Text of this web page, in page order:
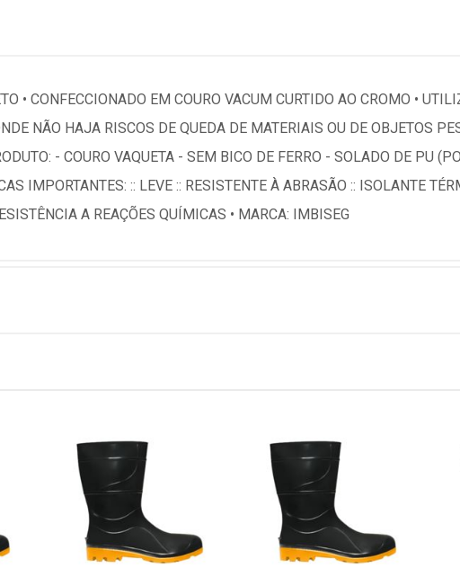
• CONFECCIONADO EM COURO VACUM CURTIDO AO CROMO •
NÃO HAJA RISCOS DE QUEDA DE MATERIAIS OU DE OBJETOS
- COURO VAQUETA - SEM BICO DE FERRO - SOLADO DE PU
IMPORTANTES: :: LEVE :: RESISTENTE À ABRASÃO :: ISOLANTE
A REAÇÕES QUÍMICAS • MARCA: IMBISEG